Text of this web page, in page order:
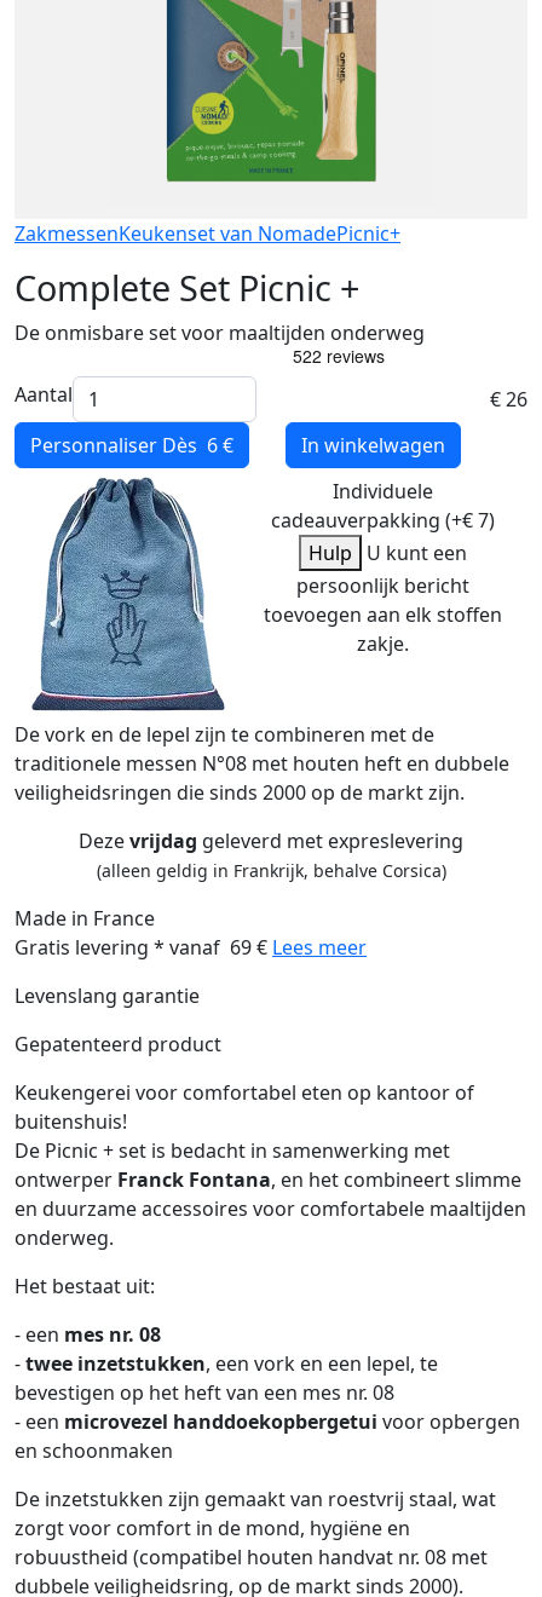
ZakmessenKeukenset van NomadePicnic+
Complete Set Picnic +
De onmisbare set voor maaltijden onderweg
Aantal
€ 26
Personnaliser Dès 6 €
In winkelwagen
Individuele
cadeauverpakking (+€ 7)
Hulp
U kunt een
persoonlijk bericht
toevoegen aan elk stoffen
zakje.
De vork en de lepel zijn te combineren met de
traditionele messen N°08 met houten heft en dubbele
veiligheidsringen die sinds 2000 op de markt zijn.
Dezevrijdag geleverd met expreslevering
(alleen geldig in Frankrijk, behalve Corsica)
Made in France
Gratis levering * vanaf 69 € Lees meer
Levenslang garantie
Gepatenteerd product
Keukengerei voor comfortabel eten op kantoor of
buitenshuis!
De Picnic + set is bedacht in samenwerking met
ontwerper Franck Fontana, en het combineert slimme
en duurzame accessoires voor comfortabele maaltijden
onderweg.
Het bestaat uit:
- een mes nr. 08
-twee inzetstukken, een vork en een lepel, te
bevestigen op het heft van een mes nr. 08
- een microvezel handdoekopbergetui voor opbergen
en schoonmaken
De inzetstukken zijn gemaakt van roestvrij staal, wat
zorgt voor comfort in de mond, hygiëne en
robuustheid (compatibel houten handvat nr. 08 met
dubbele veiligheidsring, op de markt sinds 2000).